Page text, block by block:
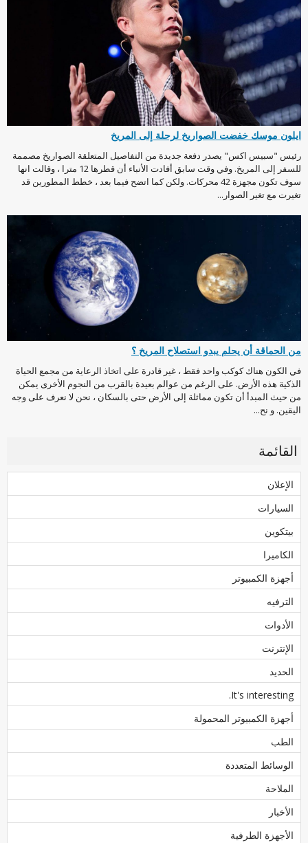
ايلون موسك خفضت الصواريخ لرحلة إلى المريخ
رئيس "سبيس اكس" يصدر دفعة جديدة من التفاصيل المتعلقة الصواريخ مصممة
للسفر إلى المريخ. وفي وقت سابق أفادت الأنباء أن قطرها 12 مترا ، وقالت انها
سوف تكون مجهزة 42 محركات. ولكن كما اتضح فيما بعد ، خطط المطورين قد
تغيرت مع تغير الصوار...
من الحماقة أن يحلم يبدو استصلاح المريخ ؟
في الكون هناك كوكب واحد فقط ، غير قادرة على اتخاذ الرعاية من مجمع الحياة
الذكية هذه الأرض. على الرغم من عوالم بعيدة بالقرب من النجوم الأخرى يمكن
من حيث المبدأ أن تكون مماثلة إلى الأرض حتى بالسكان ، نحن لا نعرف على وجه
اليقين. و نح...
القائمة
الإعلان
السيارات
بيتكوين
الكاميرا
أجهزة الكمبيوتر
الترفيه
الأدوات
الإنترنت
الحديد
It's interesting.
أجهزة الكمبيوتر المحمولة
الطب
الوسائط المتعددة
الملاحة
الأخبار
الأجهزة الطرفية